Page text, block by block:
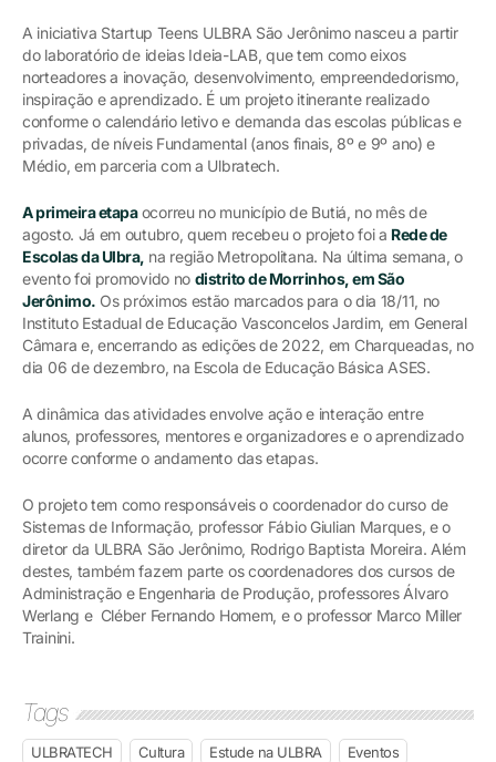
A iniciativa Startup Teens ULBRA São Jerônimo nasceu a partir
do laboratório de ideias Ideia-LAB, que tem como eixos
norteadores a inovação, desenvolvimento, empreendedorismo,
inspiração e aprendizado. É um projeto itinerante realizado
conforme o calendário letivo e demanda das escolas públicas e
privadas, de níveis Fundamental (anos finais, 8º e 9º ano) e
Médio, em parceria com a Ulbratech.
A primeira etapaocorreu no município de Butiá, no mês de
agosto. Já em outubro, quem recebeu o projeto foi a Rede de
Escolas da Ulbra, na região Metropolitana. Na última semana, o
evento foi promovido no distrito de Morrinhos, em São
Jerônimo. Os próximos estão marcados para o dia 18/11, no
Instituto Estadual de Educação Vasconcelos Jardim, em General
Câmara e, encerrando as edições de 2022, em Charqueadas, no
dia 06 de dezembro, na Escola de Educação Básica ASES.
A dinâmica das atividades envolve ação e interação entre
alunos, professores, mentores e organizadores e o aprendizado
ocorre conforme o andamento das etapas.
O projeto tem como responsáveis o coordenador do curso de
Sistemas de Informação, professor Fábio Giulian Marques, e o
diretor da ULBRA São Jerônimo, Rodrigo Baptista Moreira. Além
destes, também fazem parte os coordenadores dos cursos de
Administração e Engenharia de Produção, professores Álvaro
Werlang e Cléber Fernando Homem, e o professor Marco Miller
Trainini.
Tags
ULBRATECH Cultura Estude na ULBRA Eventos